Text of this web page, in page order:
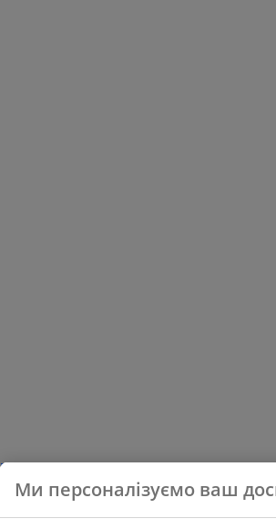
Ми персоналізуємо ваш